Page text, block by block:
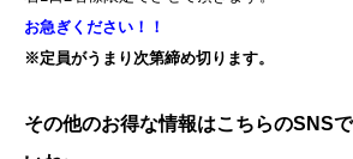
お急ぎください！！
※定員がうまり次第締め切ります。
その他のお得な情報はこちらのSNS